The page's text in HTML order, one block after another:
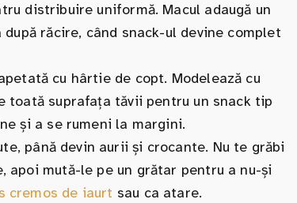
distribuire uniformă. Macul adaugă un
răcire, când snack-ul devine complet
cu hârtie de copt. Modelează cu
toată suprafața tăvii pentru un snack tip
și a se rumeni la margini.
până devin aurii și crocante. Nu te grăbi
apoi mută-le pe un grătar pentru a nu-și
cremos de iaurt sau ca atare.